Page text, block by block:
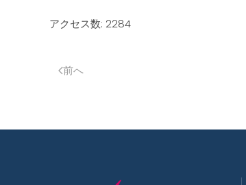
アクセス数: 2284
前へ